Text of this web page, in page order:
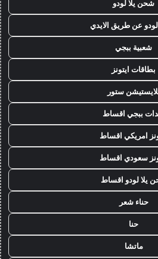
شحن يلا لودو
عن طريق الايدي
شعبية ببجي
بطاقات ايتونز
ستور
ببجي اقساط
امريكي اقساط
سعودي اقساط
يلا لودو اقساط
حناء شعر
حنا
ماتشا